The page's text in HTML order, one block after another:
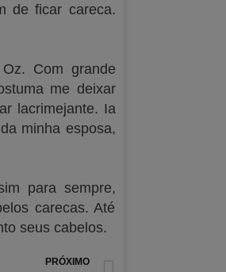
de ficar careca.
Com grande
me deixar
lacrimejante. Ia
minha esposa,
para sempre,
carecas. Até
seus cabelos.
PRÓXIMO